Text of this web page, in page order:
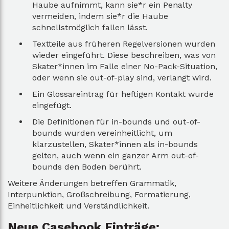
Haube aufnimmt, kann sie*r ein Penalty
vermeiden, indem sie*r die Haube
schnellstmöglich fallen lässt.
Textteile aus früheren Regelversionen wurden
wieder eingeführt. Diese beschreiben, was von
Skater*innen im Falle einer No-Pack-Situation,
oder wenn sie out-of-play sind, verlangt wird.
Ein Glossareintrag für heftigen Kontakt wurde
eingefügt.
Die Definitionen für in-bounds und out-of-
bounds wurden vereinheitlicht, um
klarzustellen, Skater*innen als in-bounds
gelten, auch wenn ein ganzer Arm out-of-
bounds den Boden berührt.
Weitere Änderungen betreffen Grammatik,
Interpunktion, Großschreibung, Formatierung,
Einheitlichkeit und Verständlichkeit.